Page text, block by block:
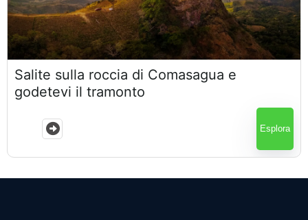
$ 65.00
6 Ore
Salite sulla roccia di Comasagua e
godetevi il tramonto
Esplora